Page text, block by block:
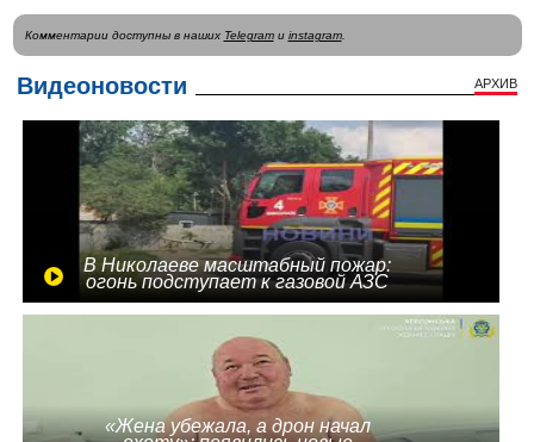
Комментарии доступны в наших Telegramи instagram.
Видеоновости АРХИВ
В Николаеве масштабный пожар:
огонь подступает к газовой АЗС
«Жена убежала, а дрон начал